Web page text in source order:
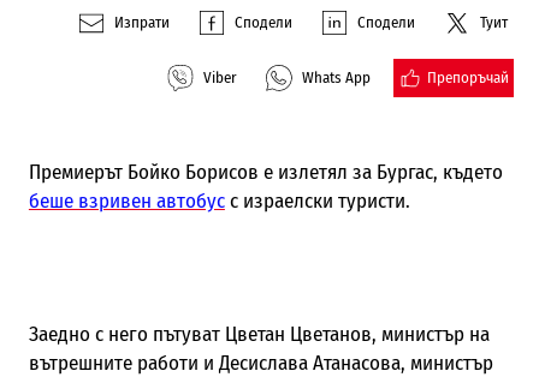
Изпрати Сподели Сподели Туит
Viber Whats App Препоръчай
Премиерът Бойко Борисов е излетял за Бургас, където
беше взривен автобусс израелски туристи.
Заедно с него пътуват Цветан Цветанов, министър на
вътрешните работи и Десислава Атанасова, министър